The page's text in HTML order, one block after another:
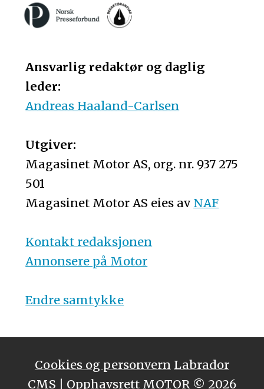
Ansvarlig redaktør og daglig
leder:
Andreas Haaland-Carlsen
Utgiver:
Magasinet Motor AS, org. nr. 937 275
501
Magasinet Motor AS eies av NAF
Kontakt redaksjonen
Annonsere på Motor
Endre samtykke
Cookies og personvern Labrador
CMS | Opphavsrett MOTOR © 2026